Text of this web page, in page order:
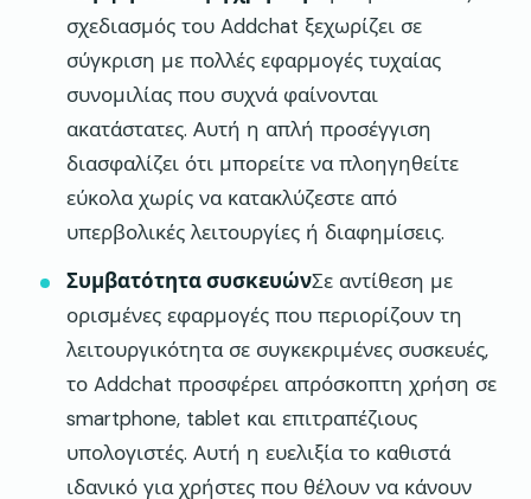
σχεδιασμός του Addchat ξεχωρίζει σε
σύγκριση με πολλές εφαρμογές τυχαίας
συνομιλίας που συχνά φαίνονται
ακατάστατες. Αυτή η απλή προσέγγιση
διασφαλίζει ότι μπορείτε να πλοηγηθείτε
εύκολα χωρίς να κατακλύζεστε από
υπερβολικές λειτουργίες ή διαφημίσεις.
Συμβατότητα συσκευώνΣε αντίθεση με
ορισμένες εφαρμογές που περιορίζουν τη
λειτουργικότητα σε συγκεκριμένες συσκευές,
το Addchat προσφέρει απρόσκοπτη χρήση σε
smartphone, tablet και επιτραπέζιους
υπολογιστές. Αυτή η ευελιξία το καθιστά
ιδανικό για χρήστες που θέλουν να κάνουν